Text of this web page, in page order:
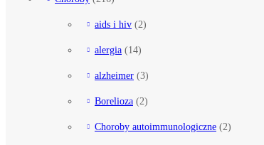
aids i hiv (2)
alergia (14)
alzheimer (3)
Borelioza (2)
Choroby autoimmunologiczne (2)